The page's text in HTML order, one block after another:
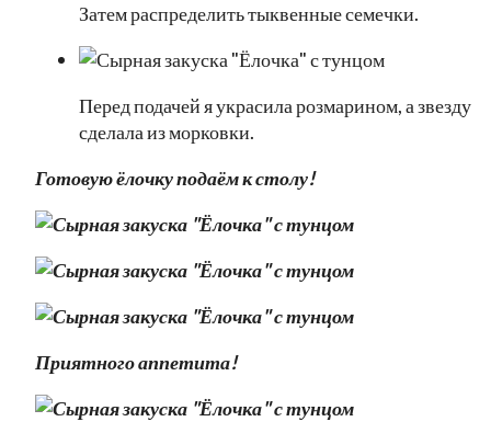
Затем распределить тыквенные семечки.
Перед подачей я украсила розмарином, а звезду
сделала из морковки.
Готовую ёлочку подаём к столу!
Приятного аппетита!